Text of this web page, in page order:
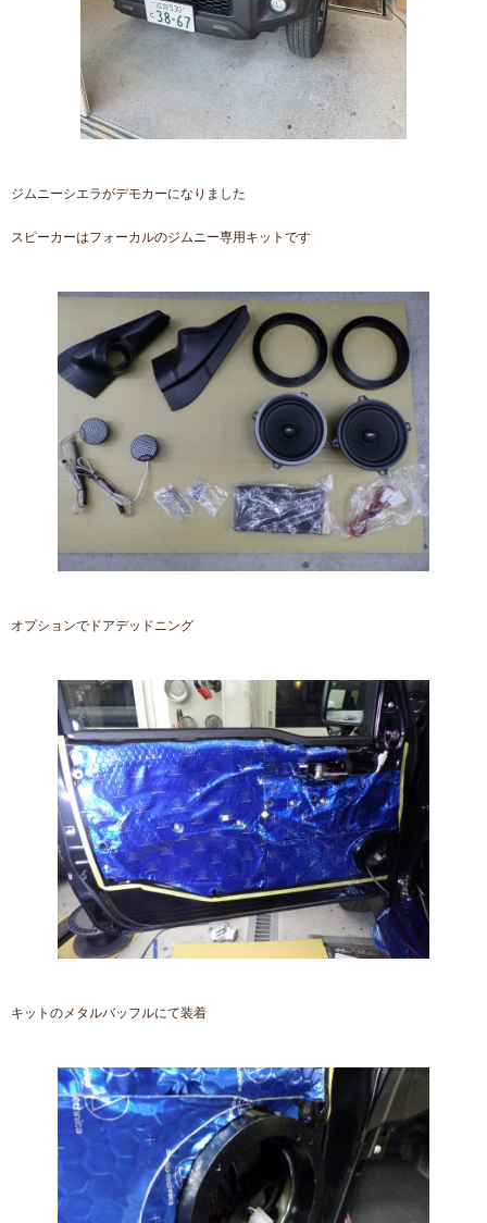
ジムニーシエラがデモカーになりました
スピーカーはフォーカルのジムニー専用キットです
オプションでドアデッドニング
キットのメタルバッフルにて装着